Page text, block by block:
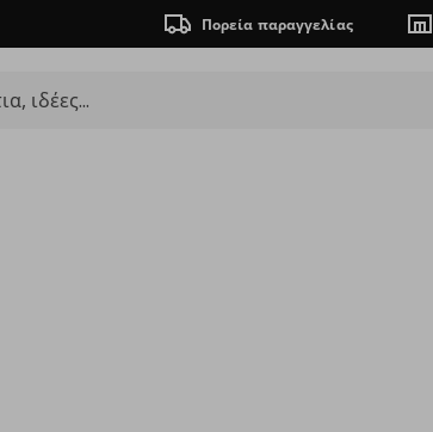
Πορεία παραγγελίας